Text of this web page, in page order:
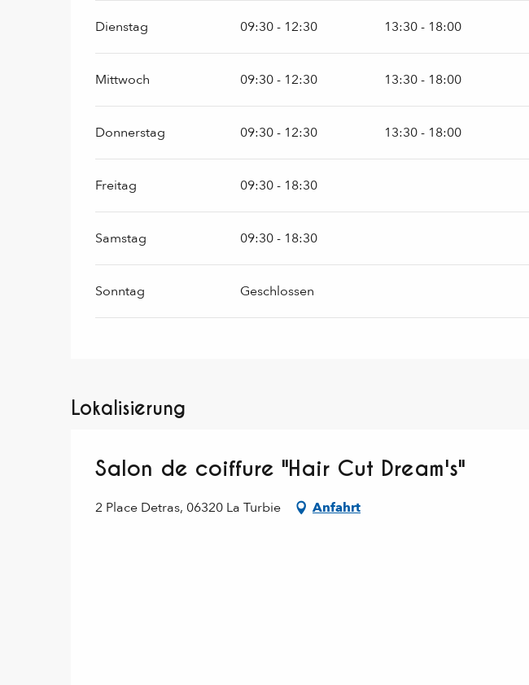
Dienstag 09:30 - 12:30 13:30 - 18:00
Mittwoch 09:30 - 12:30 13:30 - 18:00
Donnerstag 09:30 - 12:30 13:30 - 18:00
Freitag 09:30 - 18:30
Samstag 09:30 - 18:30
Sonntag Geschlossen
Lokalisierung
Salon de coiffure "Hair Cut Dream's"
2 Place Detras, 06320 La Turbie Anfahrt